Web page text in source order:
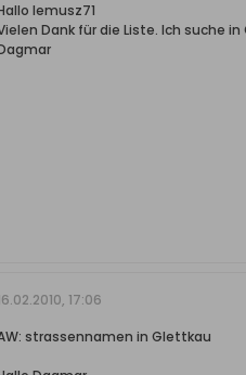
lemusz71
Dank für die Liste. Ich suche
17:06
strassennamen in Glettkau